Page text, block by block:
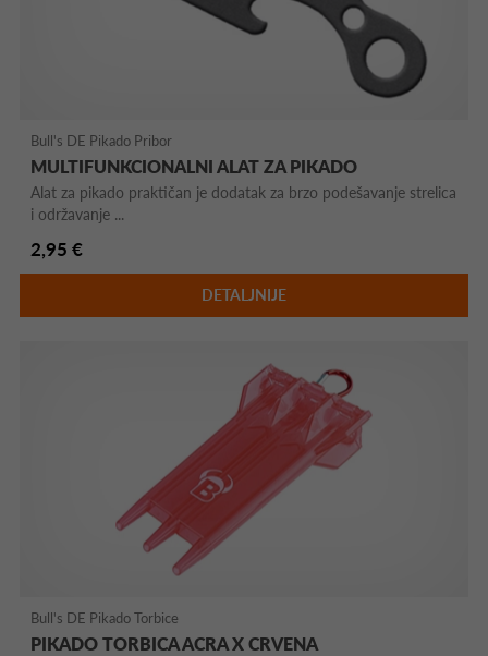
Bull's DE Pikado Pribor
MULTIFUNKCIONALNI ALAT ZA PIKADO
Alat za pikado praktičan je dodatak za brzo podešavanje strelica
i održavanje ...
2,95 €
DETALJNIJE
Bull's DE Pikado Torbice
PIKADO TORBICA ACRA X CRVENA